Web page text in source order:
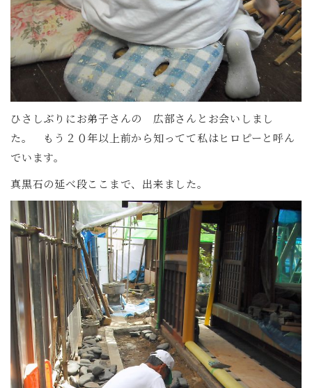
ひさしぶりにお弟子さんの 広部さんとお会いしまし
た。 もう２０年以上前から知ってて私はヒロピーと呼ん
でいます。
真黒石の延べ段ここまで、出来ました。